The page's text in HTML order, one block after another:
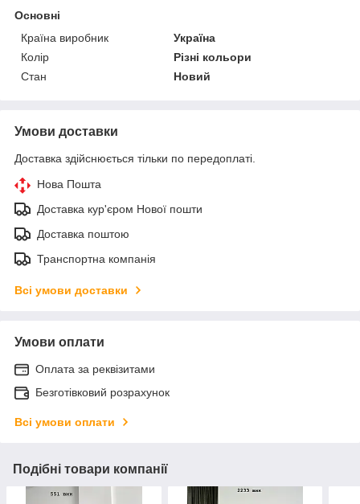
Основні
Країна виробник
Україна
Колір
Різні кольори
Стан
Новий
Умови доставки
Доставка здійснюється тільки по передоплаті.
Нова Пошта
Доставка кур'єром Нової пошти
Доставка поштою
Транспортна компанія
Всі умови доставки
Умови оплати
Оплата за реквізитами
Безготівковий розрахунок
Всі умови оплати
Подібні товари компанії